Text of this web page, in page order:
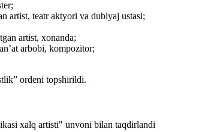
artist, teatr aktyori va dublyaj ustasi;
artist, xonanda;
arbobi, kompozitor;
ordeni topshirildi.
xalq artisti" unvoni bilan taqdirlandi